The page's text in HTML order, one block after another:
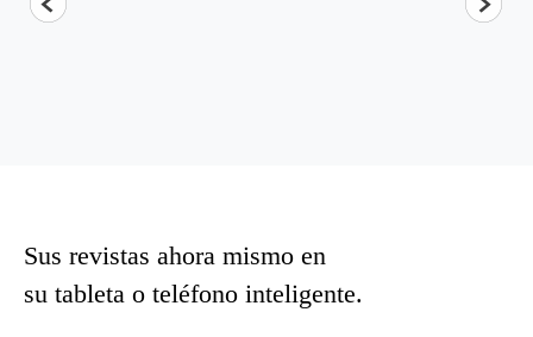
Sus revistas ahora mismo en
su tableta o teléfono inteligente.